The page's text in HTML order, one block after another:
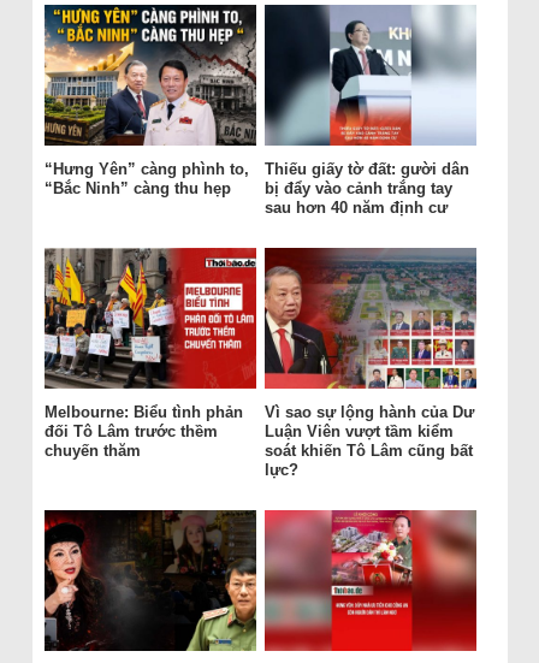
“Hưng Yên” càng phình to,
“Bắc Ninh” càng thu hẹp
Thiếu giấy tờ đất: gười dân
bị đẩy vào cảnh trắng tay
sau hơn 40 năm định cư
Melbourne: Biểu tình phản
đối Tô Lâm trước thềm
chuyến thăm
Vì sao sự lộng hành của Dư
Luận Viên vượt tầm kiểm
soát khiến Tô Lâm cũng bất
lực?